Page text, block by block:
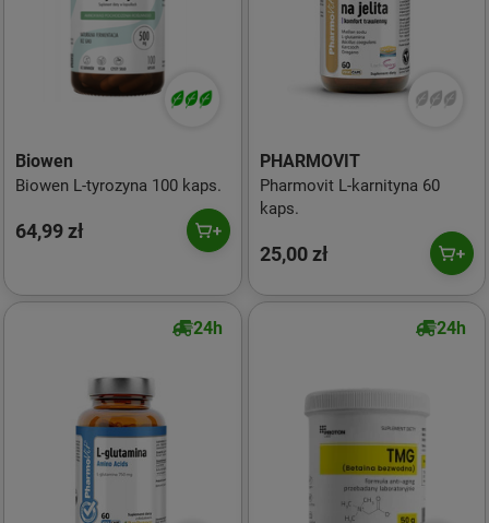
Biowen
Biowen L-tyrozyna 100 kaps.
64,99 zł
PHARMOVIT
Pharmovit L-karnityna 60
kaps.
25,00 zł
24h 24h